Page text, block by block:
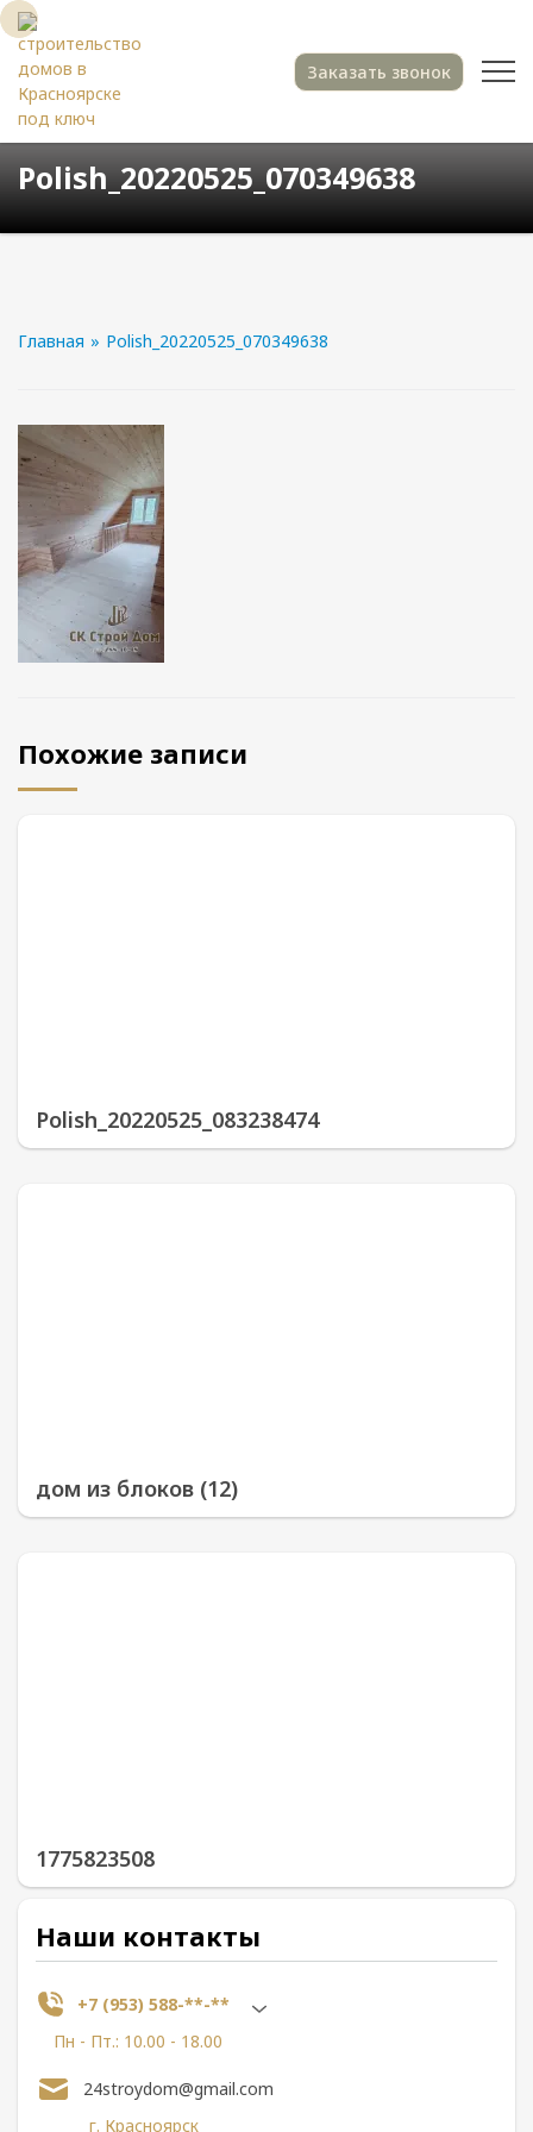
Заказать звонок
Polish_20220525_070349638
Главная » Polish_20220525_070349638
Похожие записи
Polish_20220525_083238474
дом из блоков (12)
1775823508
Наши контакты
+7 (953) 588-**-**
Пн - Пт.: 10.00 - 18.00
г. Красноярск
24stroydom@gmail.com